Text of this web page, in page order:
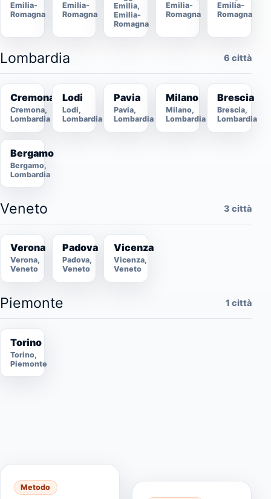
Emilia-
Romagna
Emilia-
Romagna
Emilia,
Emilia-
Romagna
Emilia-
Romagna
Emilia-
Romagna
Lombardia 6 città
Cremona
Cremona,
Lombardia
Lodi
Lodi,
Lombardia
Pavia
Pavia,
Lombardia
Milano
Milano,
Lombardia
Brescia
Brescia,
Lombardia
Bergamo
Bergamo,
Lombardia
Veneto 3 città
Verona
Verona,
Veneto
Padova
Padova,
Veneto
Vicenza
Vicenza,
Veneto
Piemonte 1 città
Torino
Torino,
Piemonte
Metodo